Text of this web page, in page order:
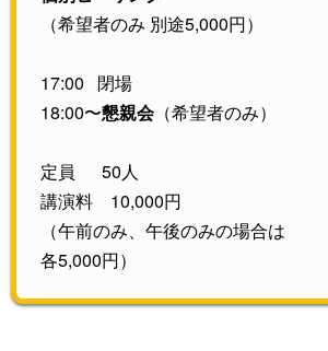
（希望者のみ 別途5,000円）
17:00 閉場
18:00〜懇親会（希望者のみ）
定員 50人
講演料 10,000円
（午前のみ、午後のみの場合は
各5,000円）